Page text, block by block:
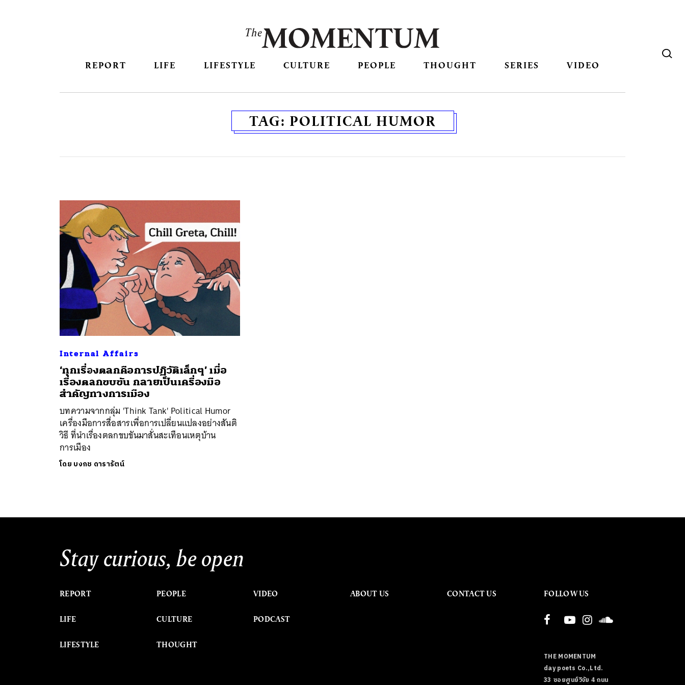
REPORT LIFE LIFESTYLE CULTURE PEOPLE THOUGHT SERIES VIDEO
TAG: POLITICAL HUMOR
Internal Affairs
‘ทุกเรื่องตลกคือการปฏิวัติเล็กๆ’ เมื่อ
เรื่องตลกขบขัน กลายเป็นเครื่องมือ
สำคัญทางการเมือง
บทความจากกลุ่ม 'Think Tank' Political Humor
เครื่องมือการสื่อสารเพื่อการเปลี่ยนแปลงอย่างสันติ
วิธี ที่นำเรื่องตลกขบขันมาสั่นสะเทือนเหตุบ้าน
การเมือง
โดย บงกช ดารารัตน์
Stay curious, be open
REPORT
LIFE
LIFESTYLE
PEOPLE
CULTURE
THOUGHT
VIDEO
PODCAST
ABOUT US CONTACT US FOLLOW US
THE MOMENTUM
day poets Co.,Ltd.
33 ซอยศูนย์วิจัย 4 ถนน
ค้นหา